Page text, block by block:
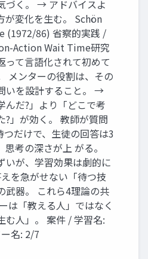
づく。 → アドバイスよ
が変化を生む。 Schön
(1972/86) 省察的実践 /
Action Wait Time研究
って言語化されて初めて
メンターの役割は、その
いを設計すること。 →
んだ?」より「どこで考
?」が効く。 教師が質問
つだけで、生徒の回答は3
考の深さが上 がる。
いが、学習効果は劇的に
を急がせない「待つ技
武器。 これら4理論の共
は「教える人」ではなく
む人」。 案件 / 学習名:
名: 2/7